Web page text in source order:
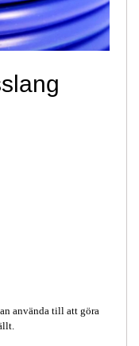
använda till att göra